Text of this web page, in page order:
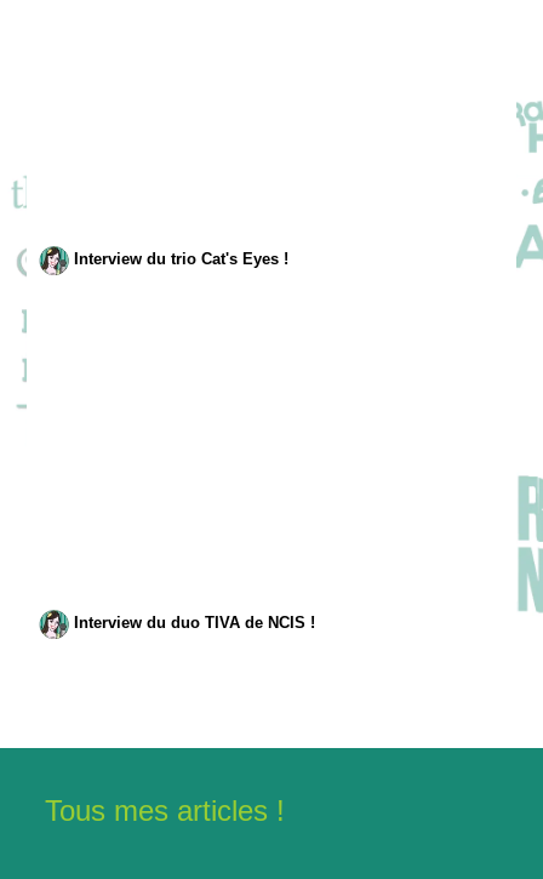
Interview du trio Cat's Eyes !
Interview du duo TIVA de NCIS !
Tous mes articles !